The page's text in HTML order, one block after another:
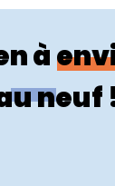
à
neuf